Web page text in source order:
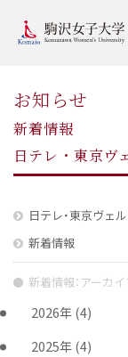
お知らせ
新着情報
日テレ・東京ヴ
日テレ・東京ヴェ
新着情報
新着情報：アーカ
2026年(4)
2025年(4)